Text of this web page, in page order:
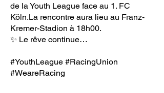
de la Youth League face au 1. FC
Köln.La rencontre aura lieu au Franz-
Kremer-Stadion à 18h00.
✨ Le rêve continue…
#YouthLeague #RacingUnion
#WeareRacing